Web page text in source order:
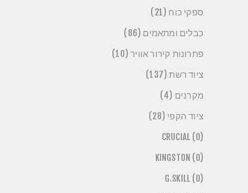
ספקי כוח (21)
כבלים ומתאמים (86)
פתרונות קירור אוויר (10)
ציוד רשת (137)
מקרנים (4)
ציוד הקפי (28)
CRUCIAL (0)
KINGSTON (0)
G.SKILL (0)